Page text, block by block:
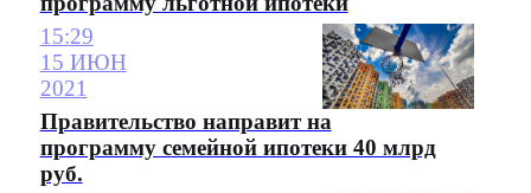
15:29
15 ИЮН
2021
Правительство направит на
программу семейной ипотеки 40 млрд
руб.